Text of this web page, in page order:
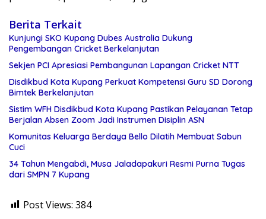
Berita Terkait
Kunjungi SKO Kupang Dubes Australia Dukung
Pengembangan Cricket Berkelanjutan
Sekjen PCI Apresiasi Pembangunan Lapangan Cricket NTT
Disdikbud Kota Kupang Perkuat Kompetensi Guru SD Dorong
Bimtek Berkelanjutan
Sistim WFH Disdikbud Kota Kupang Pastikan Pelayanan Tetap
Berjalan Absen Zoom Jadi Instrumen Disiplin ASN
Komunitas Keluarga Berdaya Bello Dilatih Membuat Sabun
Cuci
34 Tahun Mengabdi, Musa Jaladapakuri Resmi Purna Tugas
dari SMPN 7 Kupang
Post Views: 384